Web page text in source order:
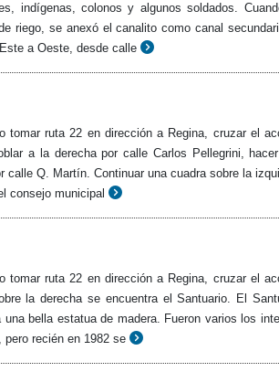
indígenas, colonos y algunos soldados.
riego, se anexó el canalito como canal
a Oeste, desde calle
tomar ruta 22 en dirección a Regina, cruzar el
a la derecha por calle Carlos Pellegrini,
calle Q. Martín. Continuar una cuadra sobre la
consejo municipal
tomar ruta 22 en dirección a Regina, cruzar el
la derecha se encuentra el Santuario. El
bella estatua de madera. Fueron varios los
recién en 1982 se